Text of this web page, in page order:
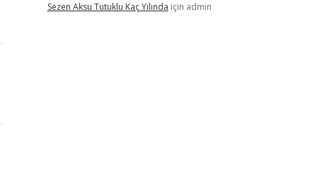
Sezen Aksu Tutuklu Kaç Yılında için admin